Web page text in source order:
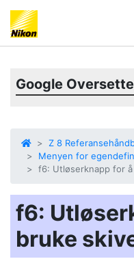
Google
Z 8
Menyen for
f6: Utløserknapp for
f6:
bruke